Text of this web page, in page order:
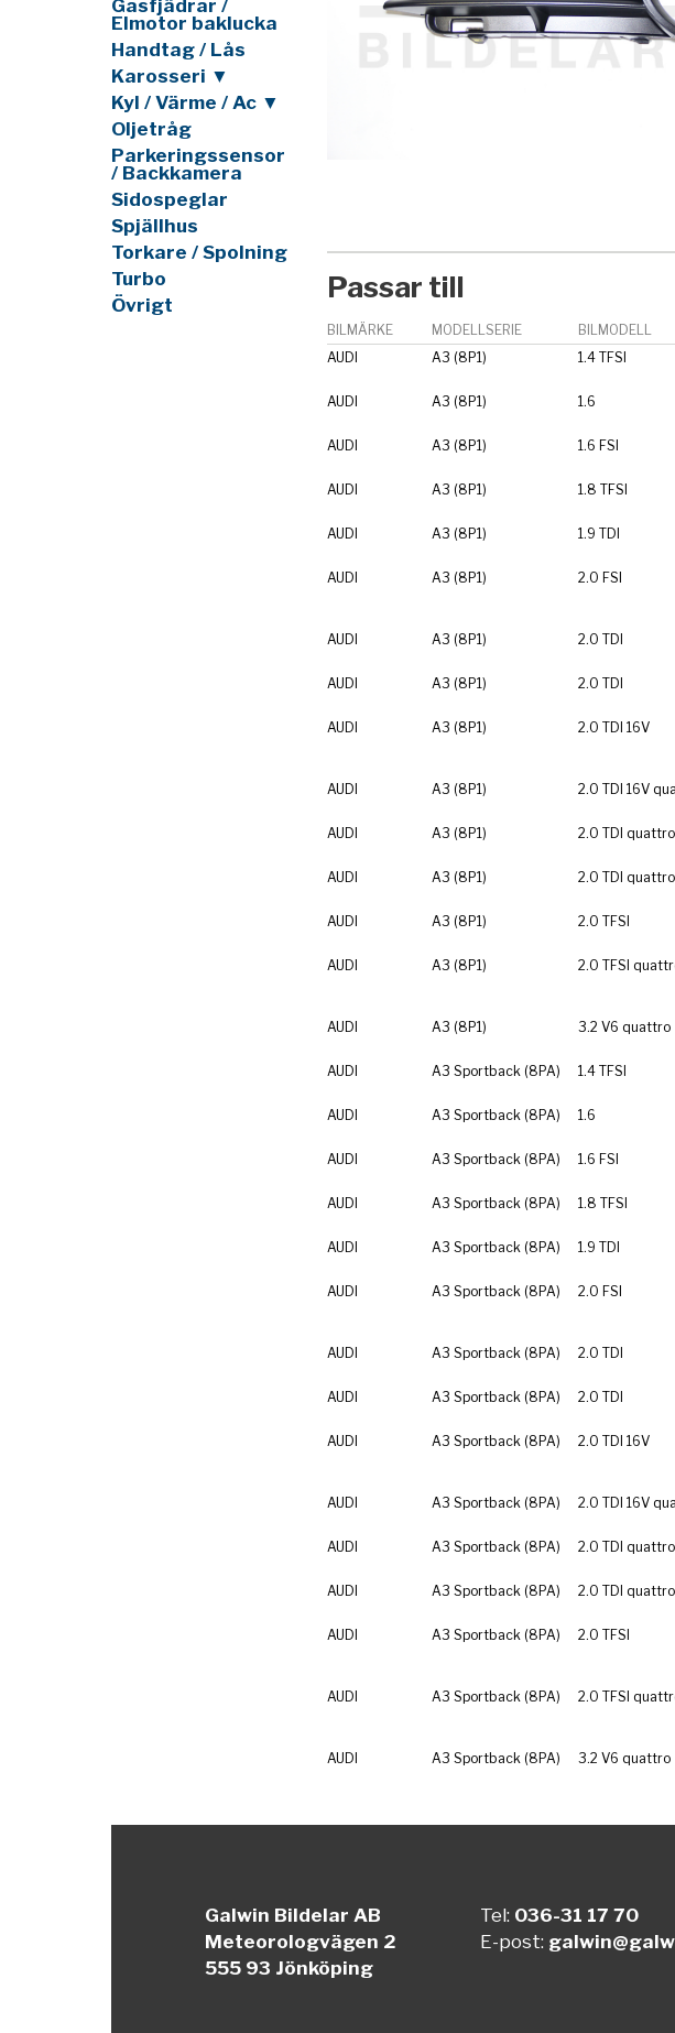
Gasfjädrar /
Elmotor baklucka
Handtag / Lås
Karosseri ▼
Kyl / Värme / Ac ▼
Oljetråg
Parkeringssensor
/ Backkamera
Sidospeglar
Spjällhus
Torkare / Spolning
Turbo
Övrigt
Passar till
BILMÄRKE MODELLSERIE BILMODELL
AUDI
A3 (8P1) 1.4 TFSI
AUDI
A3 (8P1) 1.6
AUDI
A3 (8P1) 1.6 FSI
AUDI
A3 (8P1) 1.8 TFSI
AUDI
A3 (8P1) 1.9 TDI
AUDI
A3 (8P1) 2.0 FSI
AUDI A3 (8P1) 2.0 TDI
AUDI
A3 (8P1) 2.0 TDI
AUDI
A3 (8P1) 2.0 TDI 16V
AUDI A3 (8P1) 2.0 TDI 16V
AUDI
A3 (8P1) 2.0 TDI quattro
AUDI
A3 (8P1) 2.0 TDI quattro
AUDI
A3 (8P1) 2.0 TFSI
AUDI
A3 (8P1) 2.0 TFSI
AUDI A3 (8P1) 3.2 V6 quattro
AUDI
A3 Sportback (8PA) 1.4 TFSI
AUDI
A3 Sportback (8PA) 1.6
AUDI
A3 Sportback (8PA) 1.6 FSI
AUDI
A3 Sportback (8PA) 1.8 TFSI
AUDI
A3 Sportback (8PA) 1.9 TDI
AUDI
A3 Sportback (8PA) 2.0 FSI
AUDI A3 Sportback (8PA) 2.0 TDI
AUDI
A3 Sportback (8PA) 2.0 TDI
AUDI
A3 Sportback (8PA) 2.0 TDI 16V
AUDI A3 Sportback (8PA) 2.0 TDI 16V
AUDI
A3 Sportback (8PA) 2.0 TDI quattro
AUDI
A3 Sportback (8PA) 2.0 TDI quattro
AUDI
A3 Sportback (8PA) 2.0 TFSI
AUDI A3 Sportback (8PA) 2.0 TFSI
AUDI A3 Sportback (8PA) 3.2 V6 quattro
Galwin Bildelar AB
Meteorologvägen 2
555 93 Jönköping
Tel: 036-31 17 70
E-post: